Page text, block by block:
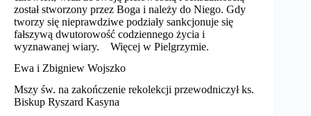
został stworzony przez Boga i należy do Niego. Gdy
tworzy się nieprawdziwe podziały sankcjonuje się
fałszywą dwutorowość codziennego życia i
wyznawanej wiary. Więcej w Pielgrzymie.
Ewa i Zbigniew Wojszko
Mszy św. na zakończenie rekolekcji przewodniczył ks.
Biskup Ryszard Kasyna